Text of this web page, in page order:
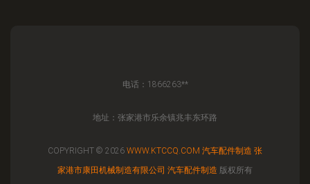
电话：1866263**
地址：张家港市乐余镇兆丰东环路
COPYRIGHT © 2026 WWW.KTCCQ.COM 汽车配件制造 张
家港市康田机械制造有限公司 汽车配件制造 版权所有